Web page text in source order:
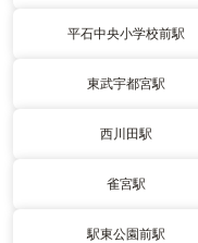
平石中央小学校前駅
東武宇都宮駅
西川田駅
雀宮駅
駅東公園前駅